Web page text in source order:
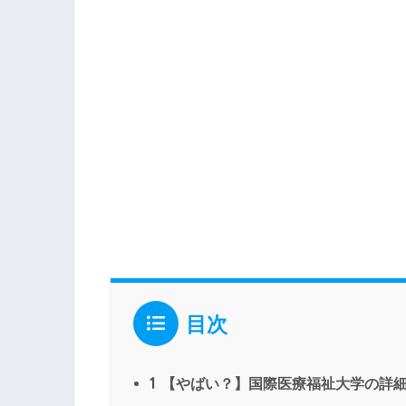
目次
1 【やばい？】国際医療福祉大学の詳